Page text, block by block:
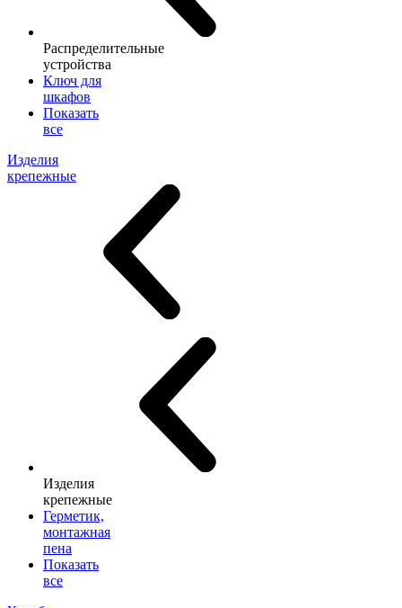
Распределительные
устройства
Ключ для
шкафов
Показать
все
Изделия
крепежные
Изделия
крепежные
Герметик,
монтажная
пена
Показать
все